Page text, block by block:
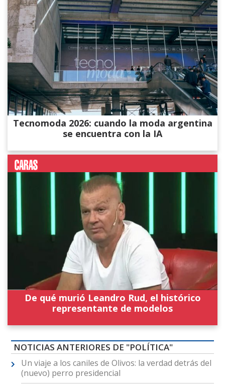
Tecnomoda 2026: cuando la moda argentina
se encuentra con la IA
De qué murió Leandro Rud, el histórico
representante de modelos
NOTICIAS ANTERIORES DE "POLÍTICA"
Un viaje a los caniles de Olivos: la verdad detrás del
(nuevo) perro presidencial